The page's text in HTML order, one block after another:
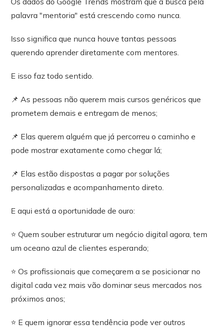
palavra "mentoria" está crescendo como nunca.
Isso significa que nunca houve tantas pessoas
querendo aprender diretamente com mentores.
E isso faz todo sentido.
📌 As pessoas não querem mais cursos genéricos que
prometem demais e entregam de menos;
📌 Elas querem alguém que já percorreu o caminho e
pode mostrar exatamente como chegar lá;
📌 Elas estão dispostas a pagar por soluções
personalizadas e acompanhamento direto.
E aqui está a oportunidade de ouro:
⭐ Quem souber estruturar um negócio digital agora, tem
um oceano azul de clientes esperando;
⭐ Os profissionais que começarem a se posicionar no
digital cada vez mais vão dominar seus mercados nos
próximos anos;
⭐ E quem ignorar essa tendência pode ver outros